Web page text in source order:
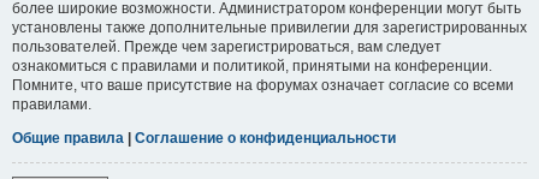
более широкие возможности. Администратором конференции могут быть
установлены также дополнительные привилегии для зарегистрированных
пользователей. Прежде чем зарегистрироваться, вам следует
ознакомиться с правилами и политикой, принятыми на конференции.
Помните, что ваше присутствие на форумах означает согласие со всеми
правилами.
Общие правила | Соглашение о конфиденциальности